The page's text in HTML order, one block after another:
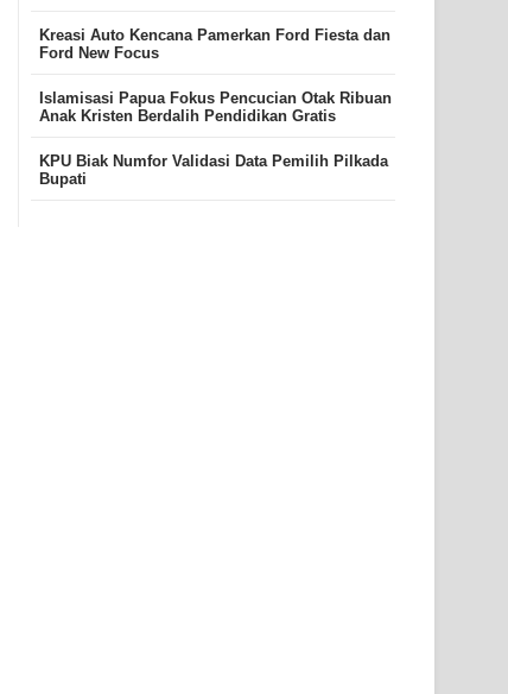
Kreasi Auto Kencana Pamerkan Ford Fiesta dan
Ford New Focus
Islamisasi Papua Fokus Pencucian Otak Ribuan
Anak Kristen Berdalih Pendidikan Gratis
KPU Biak Numfor Validasi Data Pemilih Pilkada
Bupati